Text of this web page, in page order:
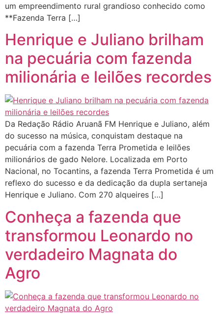
um empreendimento rural grandioso conhecido como
**Fazenda Terra […]
Henrique e Juliano brilham
na pecuária com fazenda
milionária e leilões recordes
Da Redação Rádio Aruanã FM Henrique e Juliano, além
do sucesso na música, conquistam destaque na
pecuária com a fazenda Terra Prometida e leilões
milionários de gado Nelore. Localizada em Porto
Nacional, no Tocantins, a fazenda Terra Prometida é um
reflexo do sucesso e da dedicação da dupla sertaneja
Henrique e Juliano. Com 270 alqueires […]
Conheça a fazenda que
transformou Leonardo no
verdadeiro Magnata do
Agro